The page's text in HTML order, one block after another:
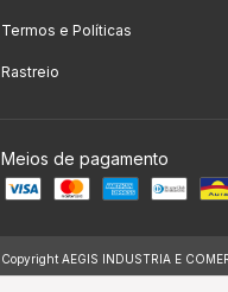
Termos e Políticas
Rastreio
Meios de pagamento
Copyright AEGIS INDUSTRIA E